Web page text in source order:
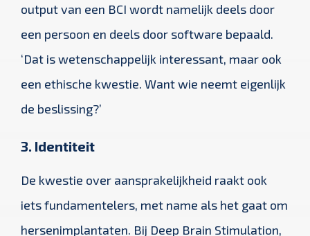
output van een BCI wordt namelijk deels door
een persoon en deels door software bepaald.
‘Dat is wetenschappelijk interessant, maar ook
een ethische kwestie. Want wie neemt eigenlijk
de beslissing?’
3. Identiteit
De kwestie over aansprakelijkheid raakt ook
iets fundamentelers, met name als het gaat om
hersenimplantaten. Bij Deep Brain Stimulation,